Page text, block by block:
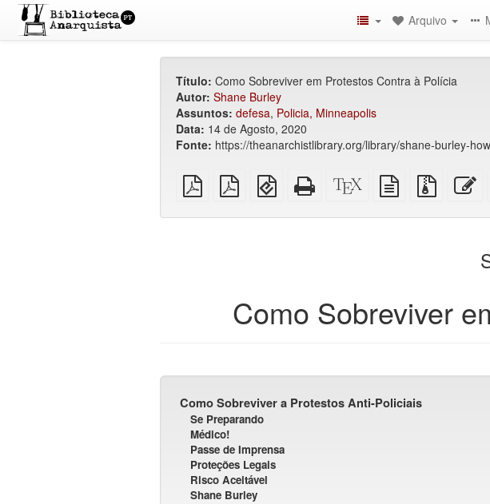
Arquivo
Título: Como Sobreviver em Protestos Contra à Polícia
Autor: Shane Burley
Assuntos: defesa, Policia, Minneapolis
Data: 14 de Agosto, 2020
Fonte: https://theanarchistlibrary.org/library/shane-burley-
PDF
simples
PDF
imposto
EPUB
(para
HTML
puro
Código-
fonte
fonte
em
Arquivos
fonte
Como Sobreviver
Como Sobreviver a Protestos Anti-Policiais
Se Preparando
Médico!
Passe de Imprensa
Proteções Legais
Risco Aceitável
Shane Burley